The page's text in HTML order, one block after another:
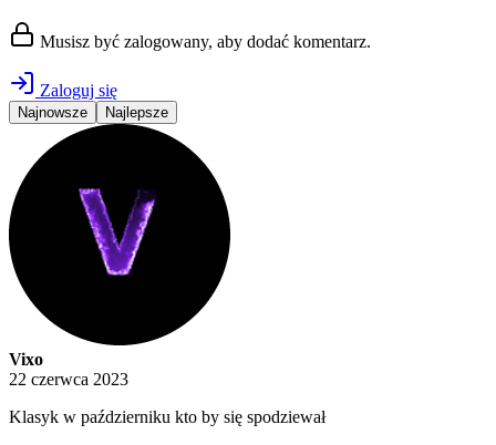
Musisz być zalogowany, aby dodać komentarz.
Zaloguj się
Najnowsze Najlepsze
Vixo
22 czerwca 2023
Klasyk w październiku kto by się spodziewał